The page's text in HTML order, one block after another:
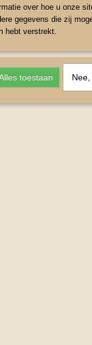
over hoe u onze
gegevens die zij
hebt verstrekt.
toestaan